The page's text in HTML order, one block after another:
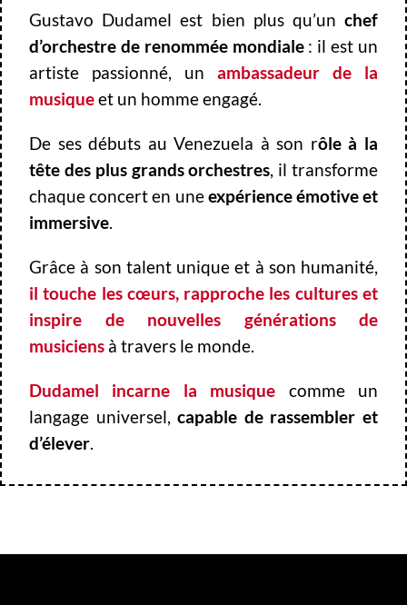
Gustavo Dudamel est bien plus qu’un chef
d’orchestre de renommée mondiale: il est un
artiste passionné, un ambassadeur de la
musiqueet un homme engagé.
De ses débuts au Venezuela à son rôle à la
tête des plus grands orchestres, il transforme
chaque concert en uneexpérience émotive et
immersive.
Grâce à son talent unique et à son humanité,
il touche les cœurs, rapproche les cultures et
inspire de nouvelles générations de
musiciens à travers le monde.
Dudamel incarne la musique comme un
langage universel,capable de rassembler et
d’élever.